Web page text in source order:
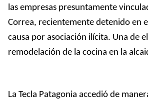
las empresas presuntamente
Correa, recientemente detenido en
causa por asociación ilícita. Una de
remodelación de la cocina en la
La Tecla Patagonia accedió de